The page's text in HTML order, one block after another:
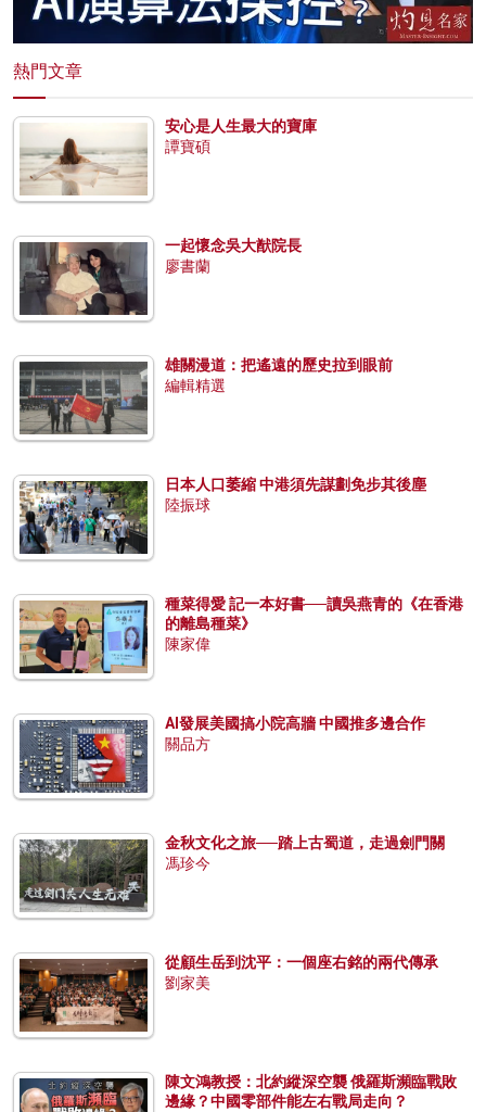
熱門文章
安心是人生最大的寶庫
譚寶碩
一起懷念吳大猷院長
廖書蘭
雄關漫道：把遙遠的歷史拉到眼前
編輯精選
日本人口萎縮 中港須先謀劃免步其後塵
陸振球
種菜得愛 記一本好書──讀吳燕青的《在香港
的離島種菜》
陳家偉
AI發展美國搞小院高牆 中國推多邊合作
關品方
金秋文化之旅──踏上古蜀道，走過劍門關
馮珍今
從顧生岳到沈平：一個座右銘的兩代傳承
劉家美
陳文鴻教授：北約縱深空襲 俄羅斯瀕臨戰敗
邊緣？中國零部件能左右戰局走向？